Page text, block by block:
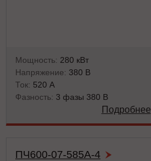
Мощность: 280 кВт
Напряжение: 380 В
Ток: 520 А
Фазность: 3 фазы 380 В
Подробнее
ПЧ600-07-585А-4